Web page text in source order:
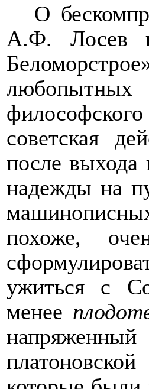
О
А.Ф. Лосев в
любопытных
советская
после выхода
надежды на
похоже,
ужиться с
менее